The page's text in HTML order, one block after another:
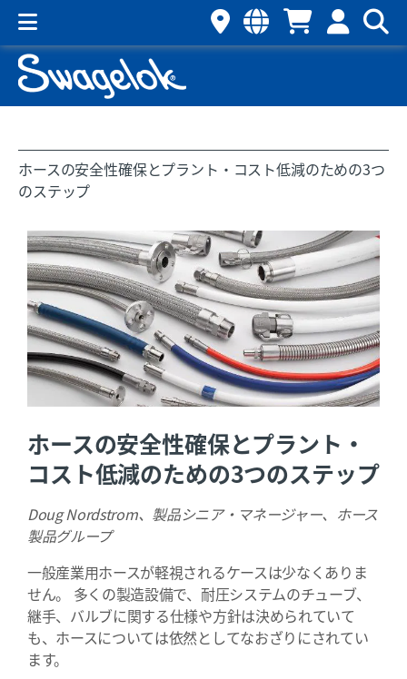
ホースの安全性確保とプラント・コスト低減のための3つ
のステップ
ホースの安全性確保とプラント・
コスト低減のための3つのステップ
Doug Nordstrom、製品シニア・マネージャー、ホース
製品グループ
一般産業用ホースが軽視されるケースは少なくありま
せん。 多くの製造設備で、耐圧システムのチューブ、
継手、バルブに関する仕様や方針は決められていて
も、ホースについては依然としてなおざりにされてい
ます。